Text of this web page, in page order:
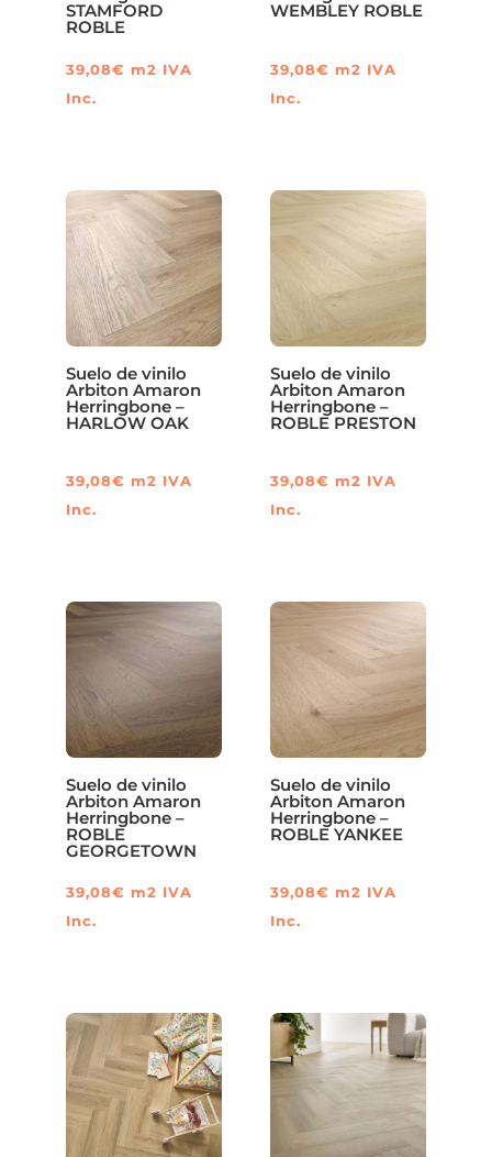
STAMFORD
ROBLE
39,08€ m2 IVA
Inc.
WEMBLEY ROBLE
39,08€ m2 IVA
Inc.
Suelo de vinilo
Arbiton Amaron
Herringbone –
HARLOW OAK
39,08€ m2 IVA
Inc.
Suelo de vinilo
Arbiton Amaron
Herringbone –
ROBLE PRESTON
39,08€ m2 IVA
Inc.
Suelo de vinilo
Arbiton Amaron
Herringbone –
ROBLE
GEORGETOWN
39,08€ m2 IVA
Inc.
Suelo de vinilo
Arbiton Amaron
Herringbone –
ROBLE YANKEE
39,08€ m2 IVA
Inc.